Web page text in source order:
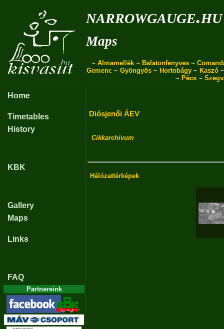
narrowgauge.hu
Maps
~ Almamellék ~ Balatonfenyves ~
Gemenc ~ Gyöngyös ~ Hortobágy ~ Kaszó
~ Pécs ~
Home
Timetables
History
KBK
Gallery
Maps
Links
FAQ
Partnereink
Diósjenői ÁEV
Cikkarchívum
Hálózattérképek